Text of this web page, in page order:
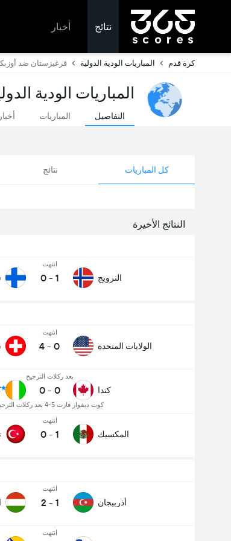
نتائج أخبار
كرة قدم المباريات الودية الدولية قرغيزستان ضد
المباريات الودية
التفاصيل المباريات أخبار
كل المباريات نتائج
النتائج الأخيرة
النرويج
انتهت
1
-
0
الولايات المتحدة
انتهت
0
-
4
كندا
بعد ركلات الترجيح
0
-
0
كوت ديفوار فازت 5-4 بعد ركلات الترجيح
المكسيك
انتهت
1
-
0
أذربيجان
انتهت
1
-
2
انتهت